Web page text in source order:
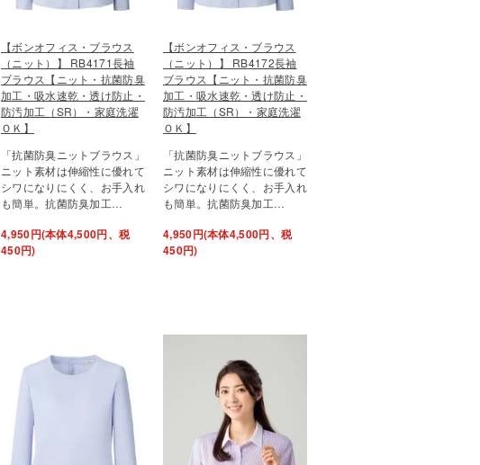
【ボンオフィス・ブラウス
（ニット）】 RB4171長袖
ブラウス【ニット・抗菌防臭
加工・吸水速乾・透け防止・
防汚加工（SR）・家庭洗濯
ＯＫ】
「抗菌防臭ニットブラウス」
ニット素材は伸縮性に優れて
シワになりにくく、お手入れ
も簡単。抗菌防臭加工…
4,950円(本体4,500円、税
450円)
【ボンオフィス・ブラウス
（ニット）】 RB4172長袖
ブラウス【ニット・抗菌防臭
加工・吸水速乾・透け防止・
防汚加工（SR）・家庭洗濯
ＯＫ】
「抗菌防臭ニットブラウス」
ニット素材は伸縮性に優れて
シワになりにくく、お手入れ
も簡単。抗菌防臭加工…
4,950円(本体4,500円、税
450円)